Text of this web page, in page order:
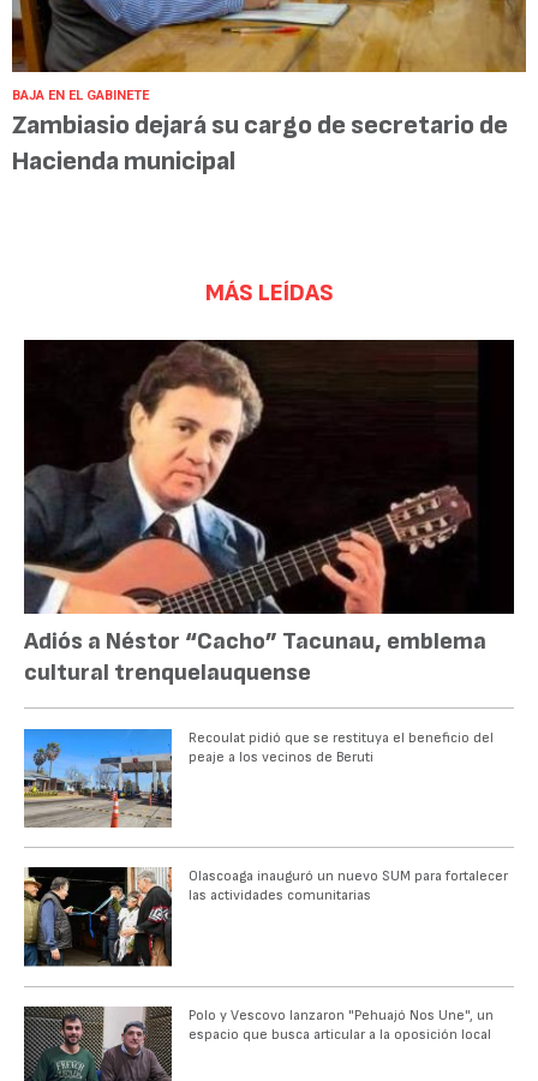
BAJA EN EL GABINETE
Zambiasio dejará su cargo de secretario de
Hacienda municipal
MÁS LEÍDAS
Adiós a Néstor “Cacho” Tacunau, emblema
cultural trenquelauquense
Recoulat pidió que se restituya el beneficio del
peaje a los vecinos de Beruti
Olascoaga inauguró un nuevo SUM para fortalecer
las actividades comunitarias
Polo y Vescovo lanzaron "Pehuajó Nos Une", un
espacio que busca articular a la oposición local